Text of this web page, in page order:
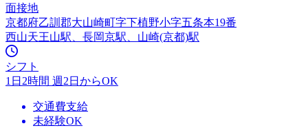
面接地
京都府乙訓郡大山崎町字下植野小字五条本19番
西山天王山駅、長岡京駅、山崎(京都)駅
シフト
1日2時間 週2日からOK
交通費支給
未経験OK